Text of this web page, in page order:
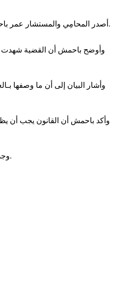
أصدر المحامِي والمستشار عمر باحمش بياناً توضيحياً بشأن واقعة اختطاف سيارة في العاصمة المؤقتة عدن، مؤكداً تمسكه بالإجراءات القانونية ورفضه لأي محاولات للضغط أو التهديد خارج إطار القانون.
وأوضح باحمش أن القضية شهدت
وأشار البيان إلى أن ما وصفها
وأكد باحمش أن القانون يجب أن
وجدد البيان التأكيد على أن استعادة الحقوق لا ينبغي أن تكون رهينة للضغوط أو التهديدات، وأن الاحتكام للقانون يظل السبيل الأمثل لضمان العدالة وحفظ الأمن والاستقرار.